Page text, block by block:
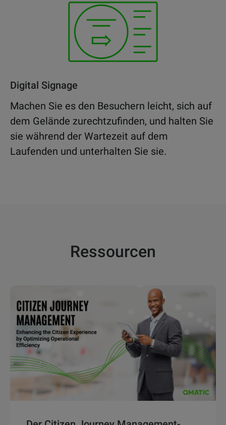
Digital Signage
Machen Sie es den Besuchern leicht, sich auf
dem Gelände zurechtzufinden, und halten Sie
sie während der Wartezeit auf dem
Laufenden und unterhalten Sie sie.
Ressourcen